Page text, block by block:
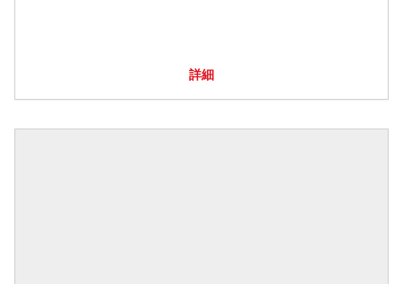
詳細